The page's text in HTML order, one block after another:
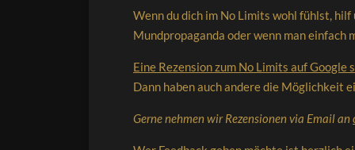
Wenn du dich im No Limits wohl fühlst,
Mundpropaganda oder wenn man einfach
Eine Rezension zum No Limits auf Google
Dann haben auch andere die Möglichkeit
Gerne nehmen wir Rezensionen via Email an